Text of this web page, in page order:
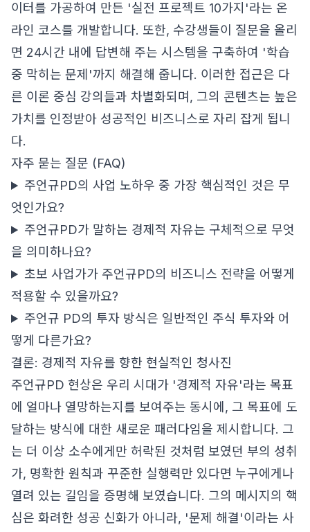
이터를 가공하여 만든 '실전 프로젝트 10가지'라는 온
라인 코스를 개발합니다. 또한, 수강생들이 질문을 올리
면 24시간 내에 답변해 주는 시스템을 구축하여 '학습
중 막히는 문제'까지 해결해 줍니다. 이러한 접근은 다
른 이론 중심 강의들과 차별화되며, 그의 콘텐츠는 높은
가치를 인정받아 성공적인 비즈니스로 자리 잡게 됩니
다.
자주 묻는 질문 (FAQ)
주언규PD의 사업 노하우 중 가장 핵심적인 것은 무
엇인가요?
주언규PD가 말하는 경제적 자유는 구체적으로 무엇
을 의미하나요?
초보 사업가가 주언규PD의 비즈니스 전략을 어떻게
적용할 수 있을까요?
주언규 PD의 투자 방식은 일반적인 주식 투자와 어
떻게 다른가요?
결론: 경제적 자유를 향한 현실적인 청사진
주언규PD 현상은 우리 시대가 '경제적 자유'라는 목표
에 얼마나 열망하는지를 보여주는 동시에, 그 목표에 도
달하는 방식에 대한 새로운 패러다임을 제시합니다. 그
는 더 이상 소수에게만 허락된 것처럼 보였던 부의 성취
가, 명확한 원칙과 꾸준한 실행력만 있다면 누구에게나
열려 있는 길임을 증명해 보였습니다. 그의 메시지의 핵
심은 화려한 성공 신화가 아니라, '문제 해결'이라는 사